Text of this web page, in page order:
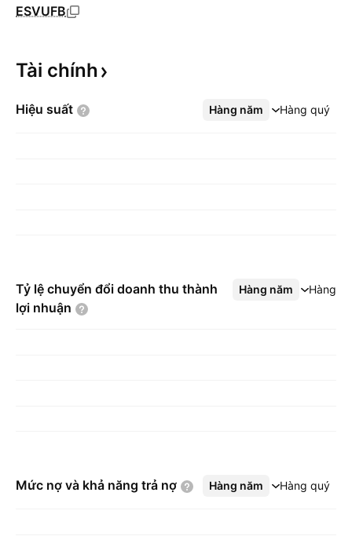
ESVUFB
Tài chính
Hiệu suất Hàng năm Hàng quý
Xem thêm
Tỷ lệ chuyển đổi doanh thu thành
lợi nhuận
Hàng năm Hàng
Xem thêm
Mức nợ và khả năng trả nợ Hàng năm Hàng quý
Xem thêm